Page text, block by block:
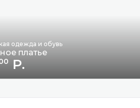
одежда и обувь
платье
Р.